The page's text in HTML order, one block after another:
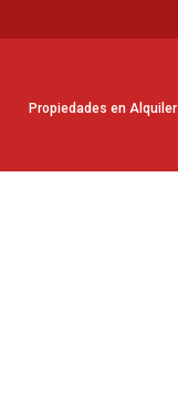
Propiedades en Alquiler